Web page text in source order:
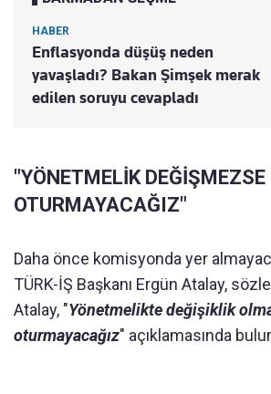
HABER
Enflasyonda düşüş neden
yavaşladı? Bakan Şimşek merak
edilen soruyu cevapladı
"YÖNETMELİK
OTURMAYACAĞIZ"
Daha önce komisyonda yer
TÜRK-İŞ Başkanı Ergün Atalay,
Atalay, "Yönetmelikte değişiklik
oturmayacağız" açıklamasında